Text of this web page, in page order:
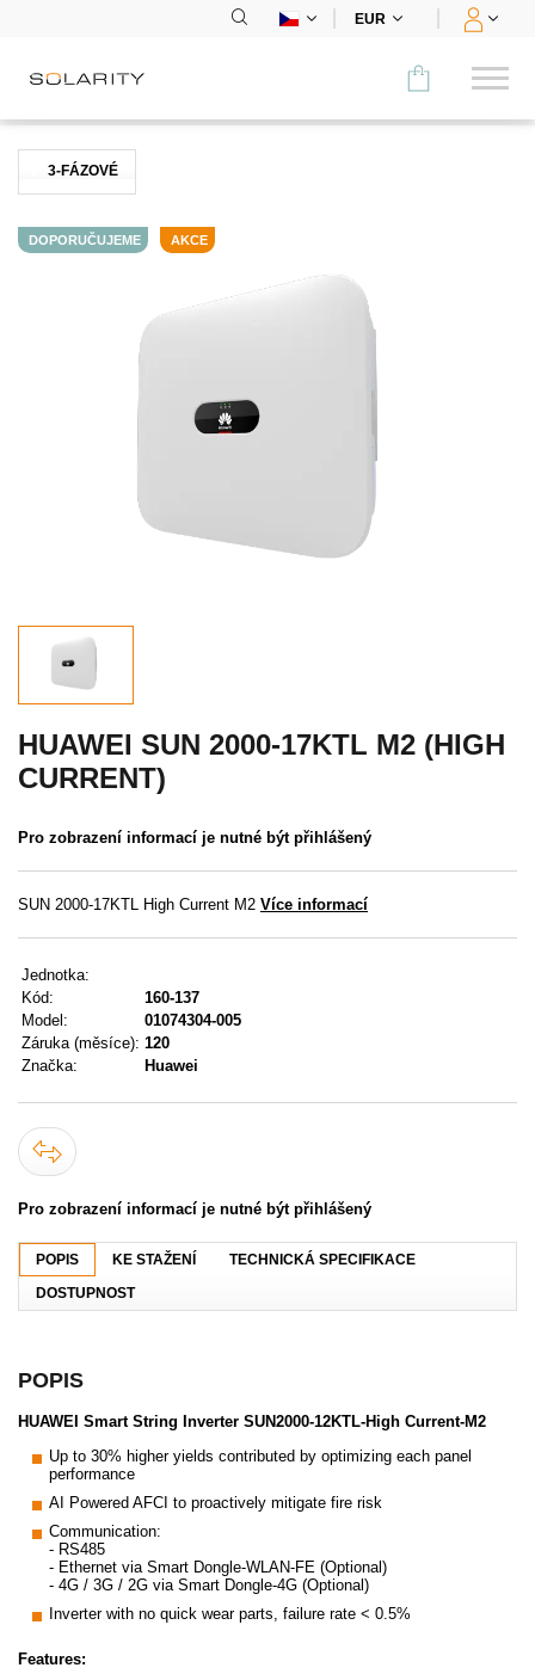
EUR
Porovnat
KONTAKTY
UŽIVATELSKÉ MENU
Menu
Přihlášení
Registrace
3-FÁZOVÉ
HUAWEI SUN 2000-17KTL M2 (HIGH
CURRENT)
Pro zobrazení informací je nutné být přihlášený
SUN 2000-17KTL High Current M2 Více informací
Jednotka:
Kód:
160-137
Model:
01074304-005
Záruka (měsíce): 120
Značka:
Huawei
Pro zobrazení informací je nutné být přihlášený
DOPORUČUJEME AKCE
POPIS KE STAŽENÍ
TECHNICKÁ SPECIFIKACE
DOSTUPNOST
POPIS
HUAWEI Smart String Inverter SUN2000-12KTL-High Current-M2
Up to 30% higher yields contributed by optimizing each panel
performance
AI Powered AFCI to proactively mitigate fire risk
Communication:
- RS485
- Ethernet via Smart Dongle-WLAN-FE (Optional)
- 4G / 3G / 2G via Smart Dongle-4G (Optional)
Inverter with no quick wear parts, failure rate < 0.5%
Features: